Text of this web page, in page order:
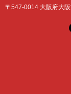
〒547-0014 大阪府大